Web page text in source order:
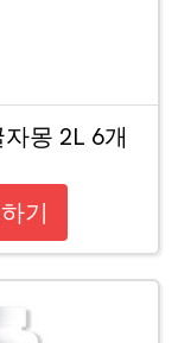
몽 2L 6개
기